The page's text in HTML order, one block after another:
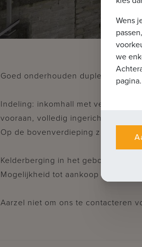
Goed onderhouden
Indeling: inkomhall met vestiaire
vooraan, volledig ingerichte
Op de bovenverdieping zijn er 2
Kelderberging in het gebouw.
Mogelijkheid tot aankoop van een
Aarzel niet om ons te contacteren
Wens
we
pagina.